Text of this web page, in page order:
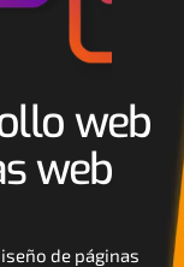
web
web
de páginas